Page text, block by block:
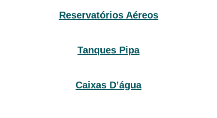
Reservatórios Aéreos
Tanques Pipa
Caixas D’água